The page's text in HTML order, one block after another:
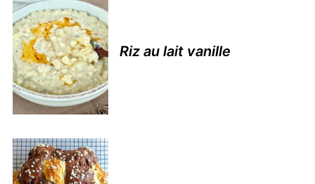
(muscovado ou rapadura).
Riz au lait vanille